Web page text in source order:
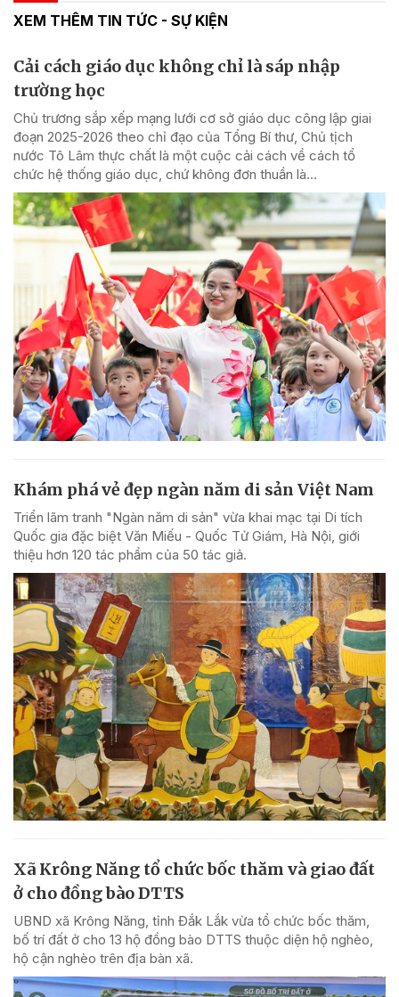
XEM THÊM TIN TỨC - SỰ KIỆN
Cải cách giáo dục không chỉ là sáp nhập
trường học
Chủ trương sắp xếp mạng lưới cơ sở giáo dục công lập giai
đoạn 2025-2026 theo chỉ đạo của Tổng Bí thư, Chủ tịch
nước Tô Lâm thực chất là một cuộc cải cách về cách tổ
chức hệ thống giáo dục, chứ không đơn thuần là...
Khám phá vẻ đẹp ngàn năm di sản Việt Nam
Triển lãm tranh "Ngàn năm di sản" vừa khai mạc tại Di tích
Quốc gia đặc biệt Văn Miếu - Quốc Tử Giám, Hà Nội, giới
thiệu hơn 120 tác phẩm của 50 tác giả.
Xã Krông Năng tổ chức bốc thăm và giao đất
ở cho đồng bào DTTS
UBND xã Krông Năng, tỉnh Đắk Lắk vừa tổ chức bốc thăm,
bố trí đất ở cho 13 hộ đồng bào DTTS thuộc diện hộ nghèo,
hộ cận nghèo trên địa bàn xã.